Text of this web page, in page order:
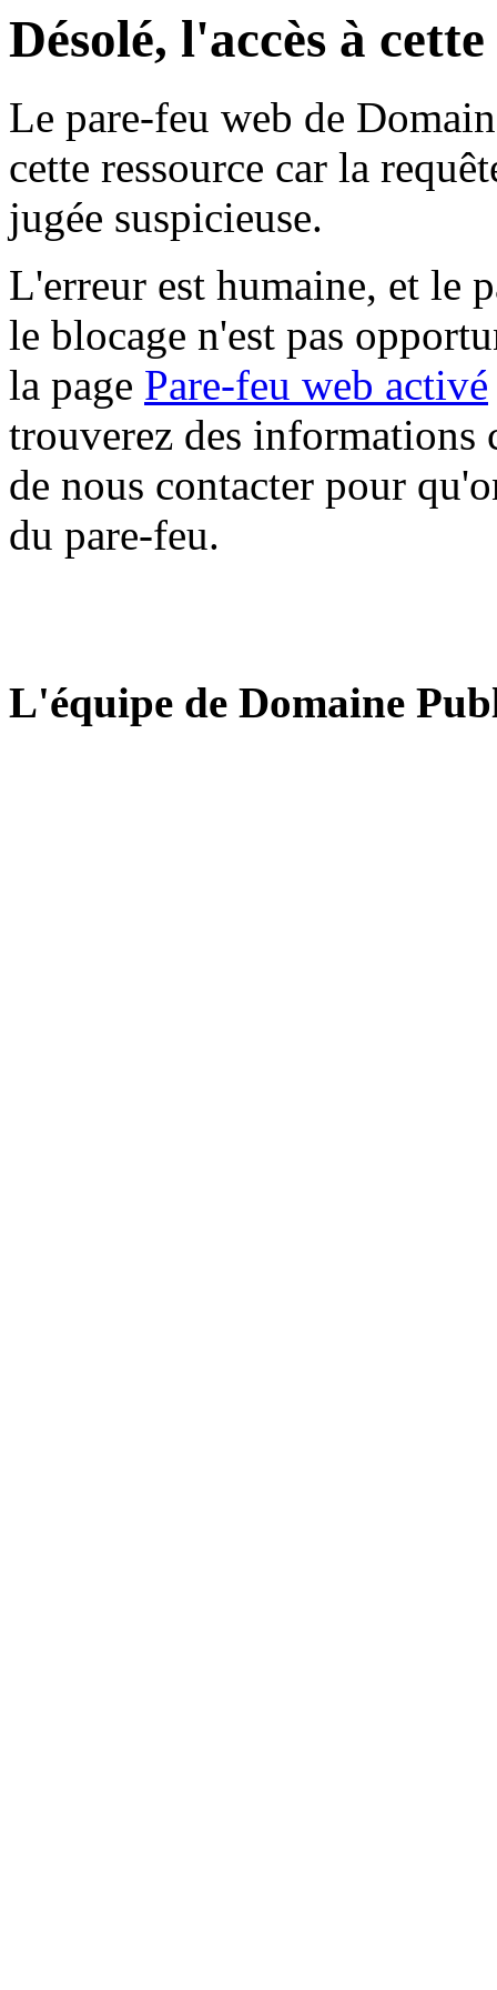
Désolé, l'accès à
Le pare-feu web de
cette ressource car la
jugée suspicieuse.
L'erreur est humaine, et le
le blocage n'est pas
la page Pare-feu web activé
trouverez des informations
de nous contacter pour
du pare-feu.
L'équipe de Domaine